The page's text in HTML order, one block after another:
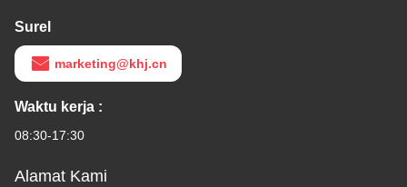
Surel
marketing@khj.cn
Waktu kerja :
08:30-17:30
Alamat Kami